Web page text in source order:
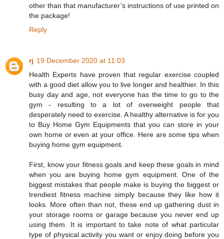
other than that manufacturer’s instructions of use printed on
the package!
Reply
rj 19 December 2020 at 11:03
Health Experts have proven that regular exercise coupled
with a good diet allow you to live longer and healthier. In this
busy day and age, not everyone has the time to go to the
gym - resulting to a lot of overweight people that
desperately need to exercise. A healthy alternative is for you
to Buy Home Gym Equipments that you can store in your
own home or even at your office. Here are some tips when
buying home gym equipment.
First, know your fitness goals and keep these goals in mind
when you are buying home gym equipment. One of the
biggest mistakes that people make is buying the biggest or
trendiest fitness machine simply because they like how it
looks. More often than not, these end up gathering dust in
your storage rooms or garage because you never end up
using them. It is important to take note of what particular
type of physical activity you want or enjoy doing before you